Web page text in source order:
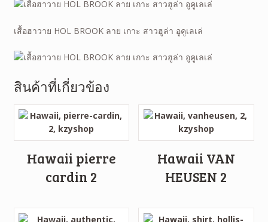
เสื้อฮาวาย HOL BROOK ลาย เกาะ สาวฮูล่า อูคูเลเล่
สินค้าที่เกี่ยวข้อง
Hawaii pierre
cardin 2
Hawaii VAN
HEUSEN 2